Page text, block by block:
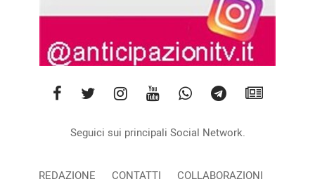
Seguici sui principali Social Network.
REDAZIONE CONTATTI COLLABORAZIONI